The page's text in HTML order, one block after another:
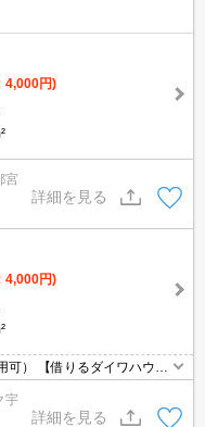
4,000円)
宮
詳細を見る
4,000円)
） 【借りるダイワハウス
でお料理しながら会話も楽
納スペースも確保！イン
状況は現地をご確認くださ
宇
詳細を見る